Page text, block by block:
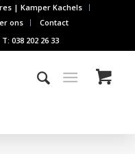
| Kamper Kachels
ons
Contact
038 202 26 33